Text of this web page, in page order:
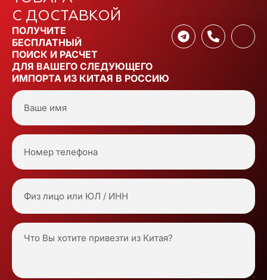
С ДОСТАВКОЙ
ПОЛУЧИТЕ
БЕСПЛАТНЫЙ
ПОИСК И РАСЧЕТ
ДЛЯ ВАШЕГО СЛЕДУЮЩЕГО
ИМПОРТА ИЗ КИТАЯ В РОССИЮ